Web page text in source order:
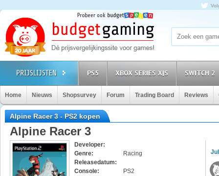
PS5 XBOX SERIES X|S SWITCH 2
Home Nieuws Shopsurvey Forum Trading Board Reviews
Alpine Racer 3 - PS2 kopen
Alpine Racer 3
Developer:
Genre:
Racing
Releasedatum:
Console:
PS2